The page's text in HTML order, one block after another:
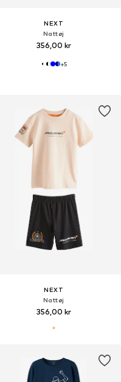
NEXT
Nattøj
356,00 kr
+5
NEXT
Nattøj
356,00 kr